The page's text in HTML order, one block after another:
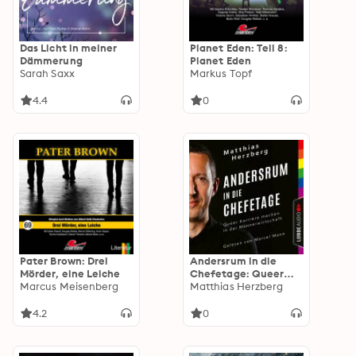
Das Licht in meiner
Dämmerung
Sarah Saxx
4.4
Planet Eden: Teil 8:
Planet Eden
Markus Topf
0
Pater Brown: Drei
Mörder, eine Leiche
Marcus Meisenberg
4.2
Andersrum in die
Chefetage: Queer
Karriere machen in
Matthias Herzberg
0